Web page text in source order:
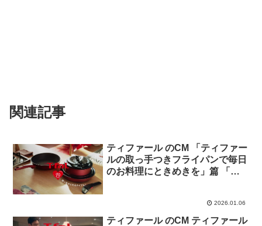
関連記事
ティファール のCM 「ティファー
ルの取っ手つきフライパンで毎日
のお料理にときめきを」篇 「取
2026.01.06
ティファール のCM ティファール